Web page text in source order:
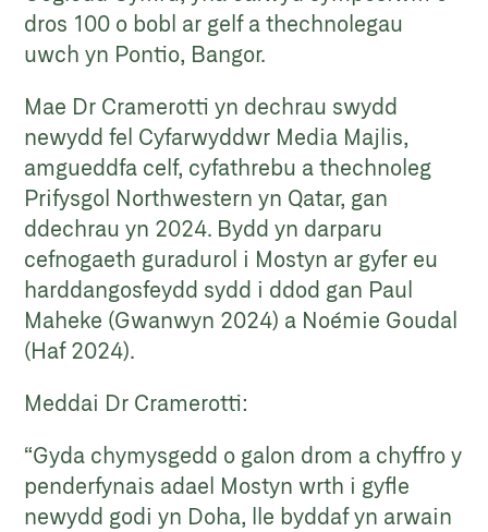
dros 100 o bobl ar gelf a thechnolegau
uwch yn Pontio, Bangor.
Mae Dr Cramerotti yn dechrau swydd
newydd fel Cyfarwyddwr Media Majlis,
amgueddfa celf, cyfathrebu a thechnoleg
Prifysgol Northwestern yn Qatar, gan
ddechrau yn 2024. Bydd yn darparu
cefnogaeth guradurol i Mostyn ar gyfer eu
harddangosfeydd sydd i ddod gan Paul
Maheke (Gwanwyn 2024) a Noémie Goudal
(Haf 2024).
Meddai Dr Cramerotti:
“Gyda chymysgedd o galon drom a chyffro y
penderfynais adael Mostyn wrth i gyfle
newydd godi yn Doha, lle byddaf yn arwain